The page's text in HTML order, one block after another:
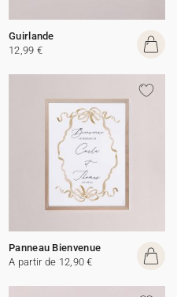
Guirlande
12,99 €
Panneau Bienvenue
A partir de 12,90 €